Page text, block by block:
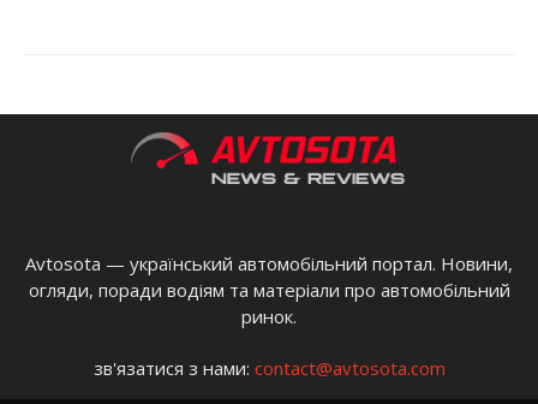
Avtosota — український автомобільний портал. Новини,
огляди, поради водіям та матеріали про автомобільний
ринок.
зв'язатися з нами: contact@avtosota.com